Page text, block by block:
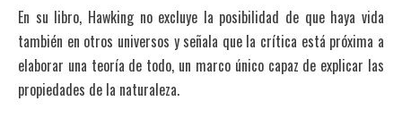
En su libro, Hawking no excluye la posibilidad de que haya vida
también en otros universos y señala que la crítica está próxima a
elaborar una teoría de todo, un marco único capaz de explicar las
propiedades de la naturaleza.